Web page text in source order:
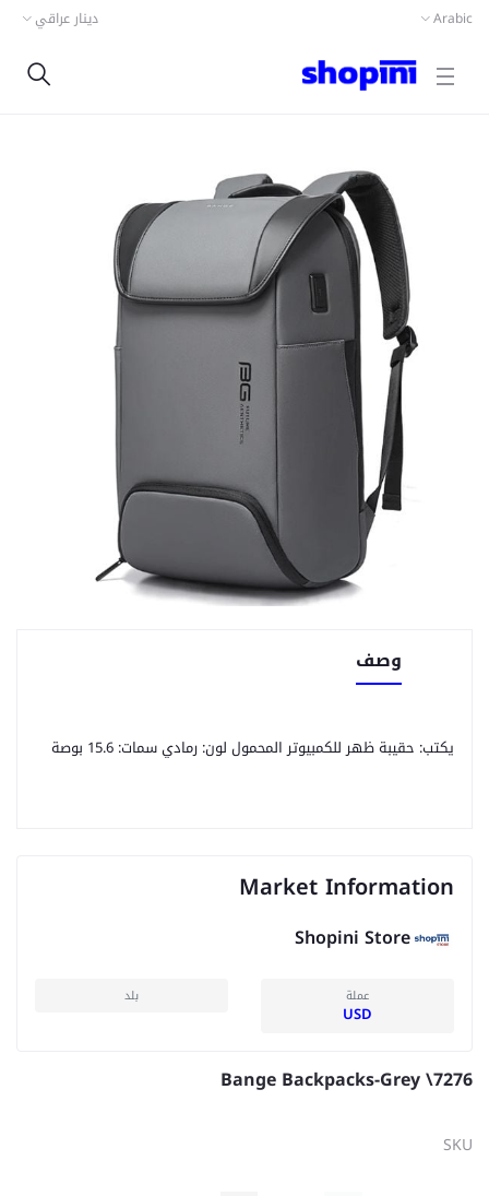
Arabic دينار عراقي
وصف
يكتب: حقيبة ظهر للكمبيوتر المحمول لون: رمادي سمات: 15.6 بوصة
Market Information
Shopini Store
عملة
USD
بلد
Bange Backpacks-Grey \7276
SKU